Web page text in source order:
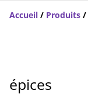
Accueil / Produits /
épices